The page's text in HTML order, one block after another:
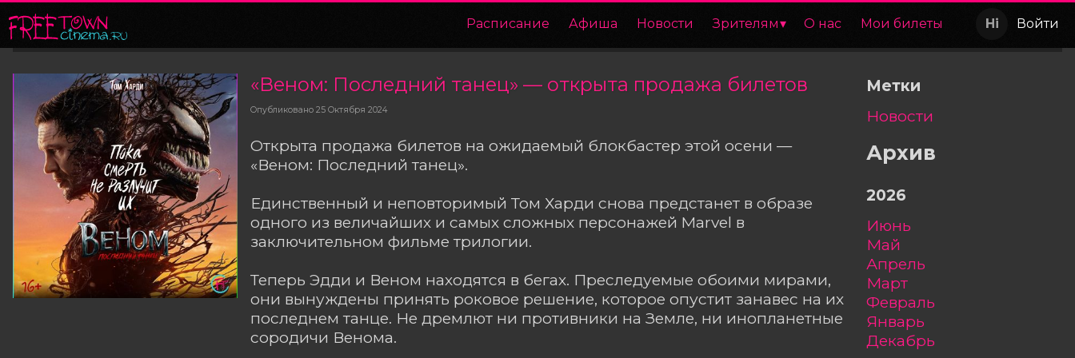
Расписание Афиша Новости Зрителям О нас Мои билеты Войти
«Веном: Последний танец» — открыта продажа билетов
Опубликовано 25 Октября 2024
Открыта продажа билетов на ожидаемый блокбастер этой осени —
«Веном: Последний танец».
Единственный и неповторимый Том Харди снова предстанет в образе
одного из величайших и самых сложных персонажей Marvel в
заключительном фильме трилогии.
Теперь Эдди и Веном находятся в бегах. Преследуемые обоими мирами,
они вынуждены принять роковое решение, которое опустит занавес на их
последнем танце. Не дремлют ни противники на Земле, ни инопланетные
сородичи Венома.
Метки
Новости
Архив
2026
июнь
май
апрель
март
февраль
январь
декабрь